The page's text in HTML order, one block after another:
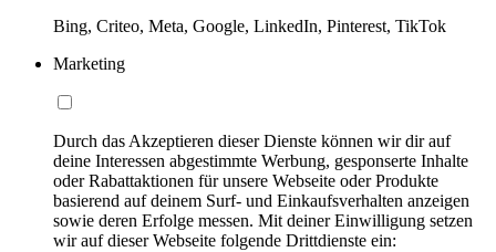
Bing, Criteo, Meta, Google, LinkedIn, Pinterest, TikTok
Marketing
Durch das Akzeptieren dieser Dienste können wir dir auf
deine Interessen abgestimmte Werbung, gesponserte Inhalte
oder Rabattaktionen für unsere Webseite oder Produkte
basierend auf deinem Surf- und Einkaufsverhalten anzeigen
sowie deren Erfolge messen. Mit deiner Einwilligung setzen
wir auf dieser Webseite folgende Drittdienste ein: